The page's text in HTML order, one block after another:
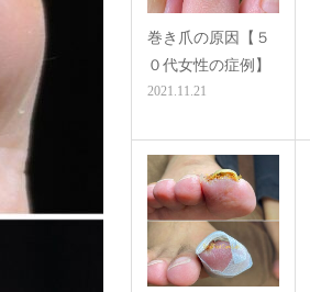
巻き爪の原因【５
０代女性の症例】
2021.11.21